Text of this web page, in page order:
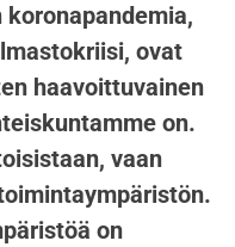
ovat
haavoittuvainen
on.
vaan
on